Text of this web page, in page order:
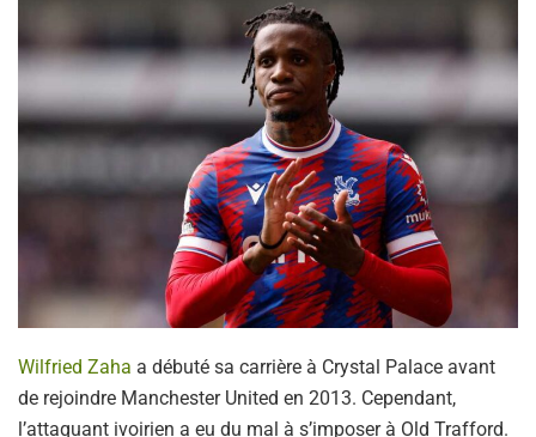
Wilfried Zaha a débuté sa carrière à Crystal Palace avant
de rejoindre Manchester United en 2013. Cependant,
l’attaquant ivoirien a eu du mal à s’imposer à Old Trafford.